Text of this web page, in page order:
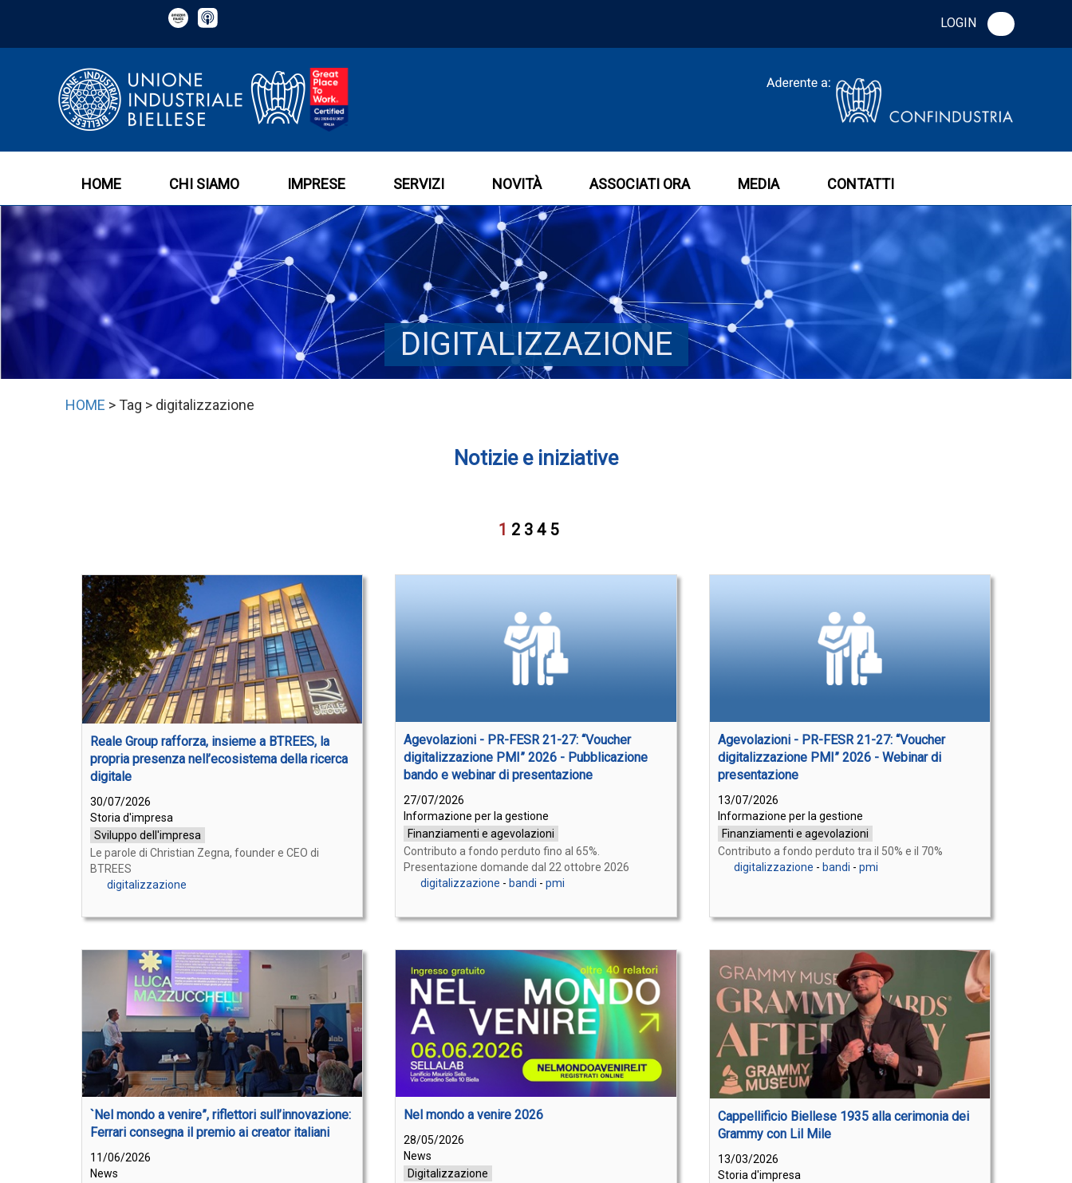
LOGIN
HOME CHI SIAMO IMPRESE SERVIZI NOVITÀ ASSOCIATI ORA MEDIA CONTATTI
DIGITALIZZAZIONE
HOME > Tag > digitalizzazione
Notizie e iniziative
1 2 3 4 5
Reale Group rafforza, insieme a BTREES, la
propria presenza nell’ecosistema della ricerca
digitale
30/07/2026
Storia d'impresa
Sviluppo dell'impresa
Le parole di Christian Zegna, founder e CEO di
BTREES
digitalizzazione
Agevolazioni - PR-FESR 21-27: “Voucher
digitalizzazione PMI” 2026 - Pubblicazione
bando e webinar di presentazione
27/07/2026
Informazione per la gestione
Finanziamenti e agevolazioni
Contributo a fondo perduto fino al 65%.
Presentazione domande dal 22 ottobre 2026
digitalizzazione - bandi - pmi
Agevolazioni - PR-FESR 21-27: “Voucher
digitalizzazione PMI” 2026 - Webinar di
presentazione
13/07/2026
Informazione per la gestione
Finanziamenti e agevolazioni
Contributo a fondo perduto tra il 50% e il 70%
digitalizzazione - bandi -pmi
`Nel mondo a venire”, riflettori sull’innovazione:
Ferrari consegna il premio ai creator italiani
11/06/2026
News
Nel mondo a venire 2026
28/05/2026
News
Digitalizzazione
Cappellificio Biellese 1935 alla cerimonia dei
Grammy con Lil Mile
13/03/2026
Storia d'impresa